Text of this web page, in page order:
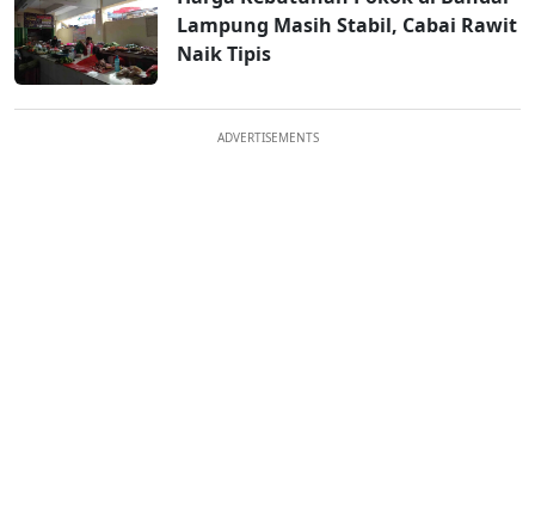
Lampung Masih Stabil, Cabai Rawit
Naik Tipis
ADVERTISEMENTS